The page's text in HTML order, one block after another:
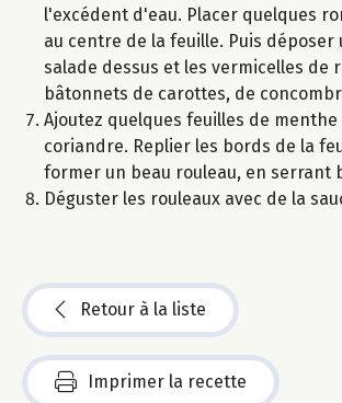
l'excédent d'eau. Placer quelques
au centre de la feuille. Puis déposer
salade dessus et les vermicelles de
bâtonnets de carottes, de
Ajoutez quelques feuilles de menthe
coriandre. Replier les bords de la
former un beau rouleau, en serrant
Déguster les rouleaux avec de la
Retour à la liste
Imprimer la recette